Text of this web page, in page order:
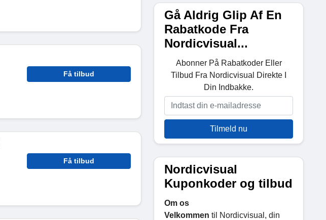
Få tilbud
Få tilbud
Gå Aldrig Glip Af En
Rabatkode Fra
Nordicvisual...
Abonner På Rabatkoder Eller
Tilbud Fra Nordicvisual Direkte I
Din Indbakke.
Tilmeld nu
Nordicvisual
Kuponkoder og tilbud
Om os
Velkommen til Nordicvisual, din